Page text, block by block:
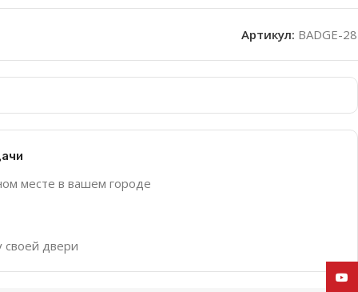
Артикул: BADGE-28
месте в вашем городе
своей двери